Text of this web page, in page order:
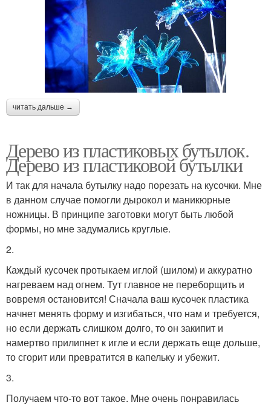
читать дальше →
Дерево из пластиковых бутылок.
Дерево из пластиковой бутылки
И так для начала бутылку надо порезать на кусочки. Мне
в данном случае помогли дырокол и маникюрные
ножницы. В принципе заготовки могут быть любой
формы, но мне задумались круглые.
2.
Каждый кусочек протыкаем иглой (шилом) и аккуратно
нагреваем над огнем. Тут главное не переборщить и
вовремя остановится! Сначала ваш кусочек пластика
начнет менять форму и изгибаться, что нам и требуется,
но если держать слишком долго, то он закипит и
намертво прилипнет к игле и если держать еще дольше,
то сгорит или превратится в капельку и убежит.
3.
Получаем что-то вот такое. Мне очень понравилась